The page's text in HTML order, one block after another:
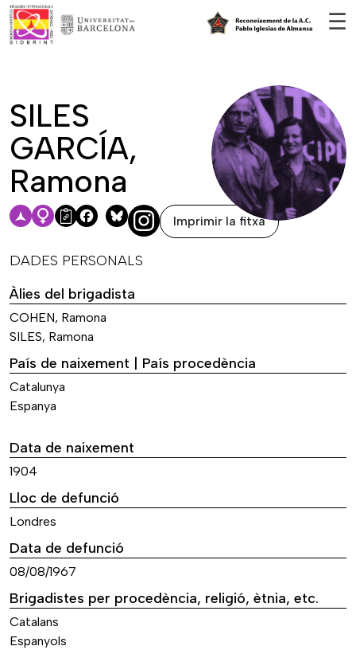
☰
SILES
GARCÍA,
Ramona
Facebook
Bluesky Imprimir la fitxa
DADES PERSONALS
Àlies del brigadista
COHEN, Ramona
SILES, Ramona
País de naixement | País procedència
Catalunya
Espanya
Data de naixement
1904
Lloc de defunció
Londres
Data de defunció
08/08/1967
Brigadistes per procedència, religió, ètnia, etc.
Catalans
Espanyols